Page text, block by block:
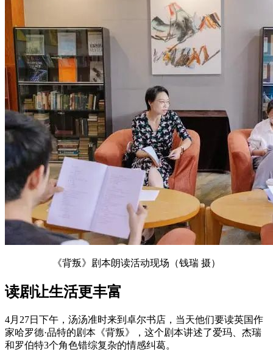
《背叛》剧本朗读活动现场（钱瑞 摄）
读剧让生活更丰富
4月27日下午，汤汤准时来到卓尔书店，当天他们要读英国作
家哈罗德·品特的剧本《背叛》，这个剧本讲述了爱玛、杰瑞
和罗伯特3个角色错综复杂的情感纠葛。